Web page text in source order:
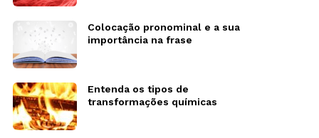
Colocação pronominal e a sua
importância na frase
Entenda os tipos de
transformações químicas